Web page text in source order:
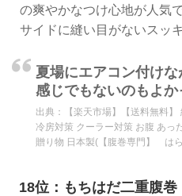
の爽やかなつけ心地が人気
サイドに縫い目がないスッ
夏場にエアコン付け
感じでもないのもよか
出典：
【楽天市場】【送料無料
冷房対策 クーラー対策 お腹 あっ
贈り物 日本製(【腹巻専門】 は
18位：もちはだ二重腹